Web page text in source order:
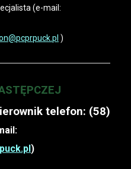
(e-mail:
l )
telefon: (58)
)